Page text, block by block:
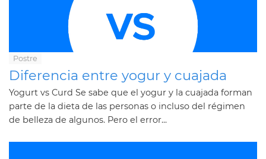
Postre
Diferencia entre yogur y cuajada
Yogurt vs Curd Se sabe que el yogur y la cuajada forman
parte de la dieta de las personas o incluso del régimen
de belleza de algunos. Pero el error...